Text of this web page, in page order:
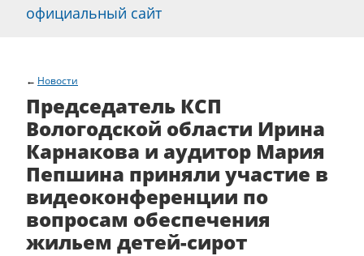
официальный сайт
Новости
Председатель КСП
Вологодской области Ирина
Карнакова и аудитор Мария
Пепшина приняли участие в
видеоконференции по
вопросам обеспечения
жильем детей-сирот